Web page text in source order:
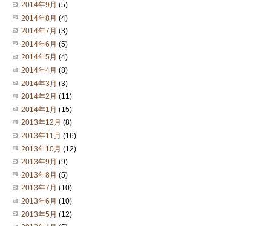
2014年9月 (5)
2014年8月 (4)
2014年7月 (3)
2014年6月 (5)
2014年5月 (4)
2014年4月 (8)
2014年3月 (3)
2014年2月 (11)
2014年1月 (15)
2013年12月 (8)
2013年11月 (16)
2013年10月 (12)
2013年9月 (9)
2013年8月 (5)
2013年7月 (10)
2013年6月 (10)
2013年5月 (12)